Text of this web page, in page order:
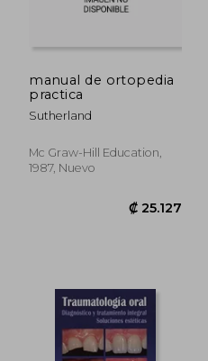
₡ 45.855
manual de ortopedia
practica
Sutherland
Mc Graw-Hill Education,
1987, Nuevo